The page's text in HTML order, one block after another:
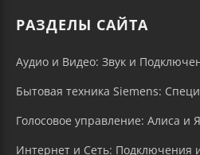
РАЗДЕЛЫ САЙТА
Аудио и Видео: Звук и
Бытовая техника Siemens:
Голосовое управление: Алиса и
Интернет и Сеть: Подключения